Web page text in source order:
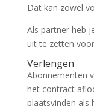
Dat kan zowel
Als partner heb
uit te zetten
Verlengen
Abonnementen
het contract
plaatsvinden als